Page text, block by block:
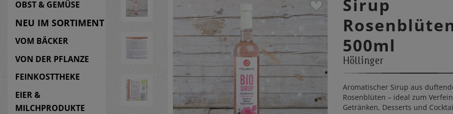
OBST & GEMÜSE
NEU IM SORTIMENT
VOM BÄCKER
VON DER PFLANZE
FEINKOSTTHEKE
EIER &
MILCHPRODUKTE
Sirup
500ml
Höllinger
Aromatischer Sirup aus
Rosenblüten – ideal zum
Getränken, Desserts und